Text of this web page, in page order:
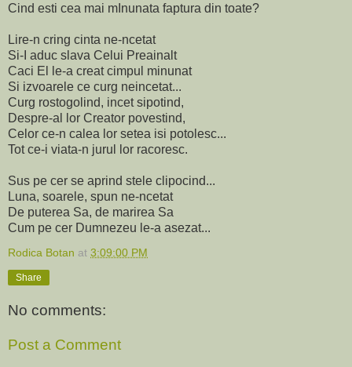
Cind esti cea mai mInunata faptura din toate?
Lire-n cring cinta ne-ncetat
Si-I aduc slava Celui Preainalt
Caci El le-a creat cimpul minunat
Si izvoarele ce curg neincetat...
Curg rostogolind, incet sipotind,
Despre-al lor Creator povestind,
Celor ce-n calea lor setea isi potolesc...
Tot ce-i viata-n jurul lor racoresc.
Sus pe cer se aprind stele clipocind...
Luna, soarele, spun ne-ncetat
De puterea Sa, de marirea Sa
Cum pe cer Dumnezeu le-a asezat...
Rodica Botan at 3:09:00 PM
Share
No comments:
Post a Comment